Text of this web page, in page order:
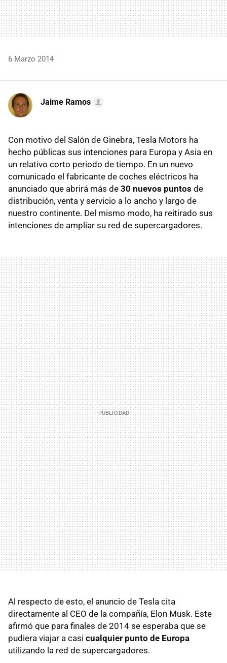
6 Marzo 2014
Jaime Ramos
Con motivo del Salón de Ginebra, Tesla Motors ha
hecho públicas sus intenciones para Europa y Asia en
un relativo corto periodo de tiempo. En un nuevo
comunicado el fabricante de coches eléctricos ha
anunciado que abrirá más de 30 nuevos puntos de
distribución, venta y servicio a lo ancho y largo de
nuestro continente. Del mismo modo, ha reitirado sus
intenciones de ampliar su red de supercargadores.
Al respecto de esto, el anuncio de Tesla cita
directamente al CEO de la compañía, Elon Musk. Este
afirmó que para finales de 2014 se esperaba que se
pudiera viajar a casi cualquier punto de Europa
utilizando la red de supercargadores.